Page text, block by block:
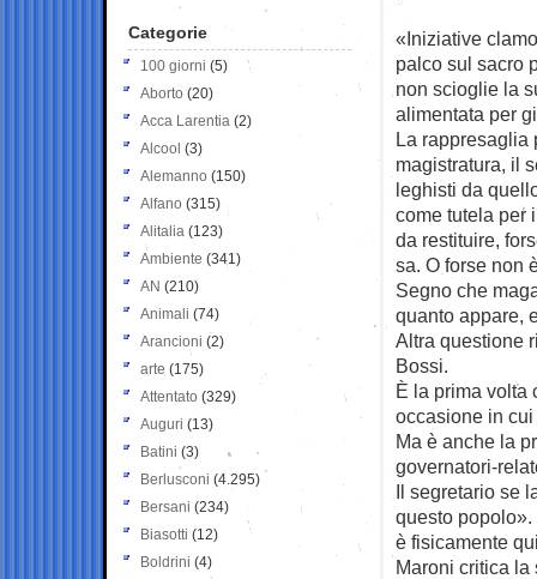
«Iniziative
palco sul sacro
non scioglie la
alimentata per
La rappresaglia
magistratura, il
leghisti da
come tutela per
da restituire,
sa. O forse non
Segno che
quanto appare,
Altra questione
Bossi.
È la prima volta
occasione in
Ma è anche la
governatori-
Il segretario se
questo popolo».
è fisicamente
Maroni critica la
Categorie
100 giorni (5)
Aborto (20)
Acca Larentia (2)
Alcool (3)
Alemanno (150)
Alfano (315)
Alitalia (123)
Ambiente (341)
AN (210)
Animali (74)
Arancioni (2)
arte (175)
Attentato (329)
Auguri (13)
Batini (3)
Berlusconi (4.295)
Bersani (234)
Biasotti (12)
Boldrini (4)